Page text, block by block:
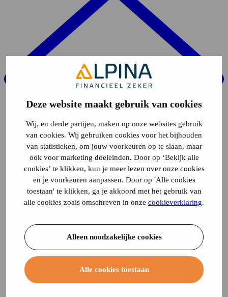
Deze website maakt gebruik van cookies
Wij, en derde partijen, maken op onze websites gebruik
van cookies. Wij gebruiken cookies voor het bijhouden
van statistieken, om jouw voorkeuren op te slaan, maar
ook voor marketing doeleinden. Door op ‘Bekijk alle
cookies’ te klikken, kun je meer lezen over onze cookies
en je voorkeuren aanpassen. Door op 'Alle cookies
toestaan' te klikken, ga je akkoord met het gebruik van
alle cookies zoals omschreven in onze cookieverklaring.
Alleen noodzakelijke cookies
Alle cookies toestaan